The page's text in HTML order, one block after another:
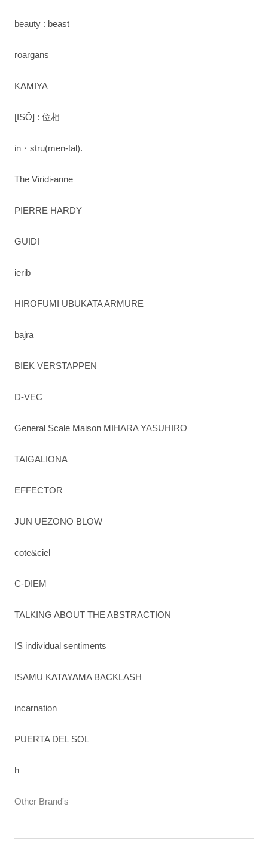
beauty : beast
roargans
KAMIYA
[ISŌ] : 位相
in・stru(men-tal).
The Viridi-anne
PIERRE HARDY
GUIDI
ierib
HIROFUMI UBUKATA ARMURE
bajra
BIEK VERSTAPPEN
D-VEC
General Scale Maison MIHARA YASUHIRO
TAIGALIONA
EFFECTOR
JUN UEZONO BLOW
cote&ciel
C-DIEM
TALKING ABOUT THE ABSTRACTION
IS individual sentiments
ISAMU KATAYAMA BACKLASH
incarnation
PUERTA DEL SOL
h
Other Brand's